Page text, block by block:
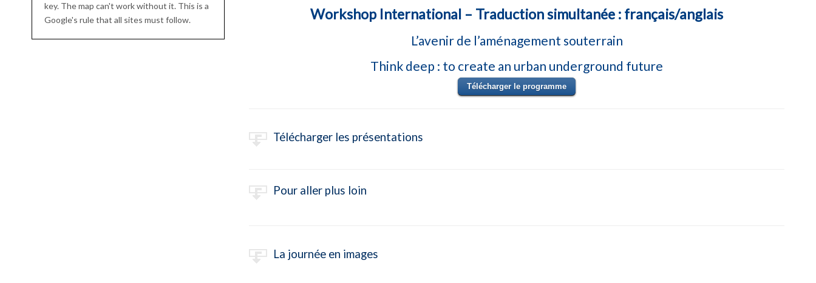
Workshop International – Traduction simultanée : français/anglais
L’avenir de l’aménagement souterrain
Think deep : to create an urban underground future
Télécharger le programme
Télécharger les présentations
Pour aller plus loin
La journée en images
key. The map can't work without it. This is a
Google's rule that all sites must follow.